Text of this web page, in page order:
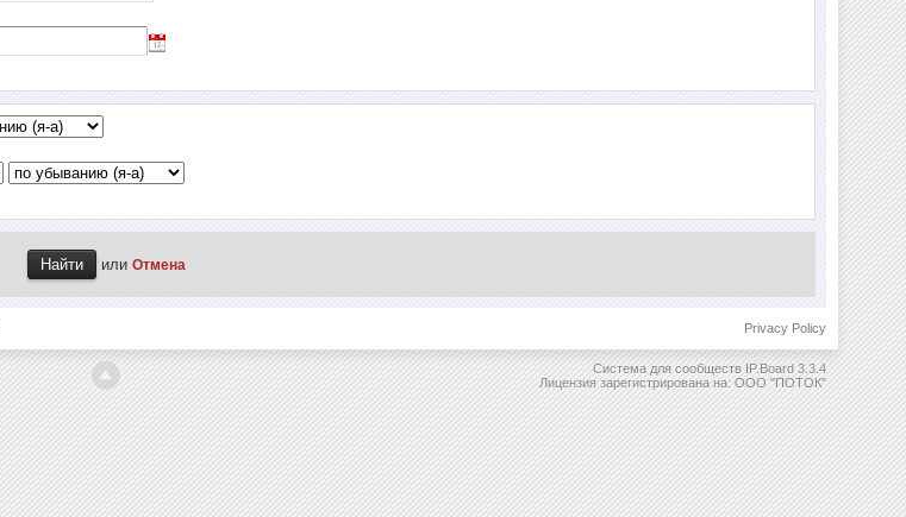
или Отмена
Privacy Policy
Система для сообществ IP.Board 3.3.4
Лицензия зарегистрирована на: ООО "ПОТОК"